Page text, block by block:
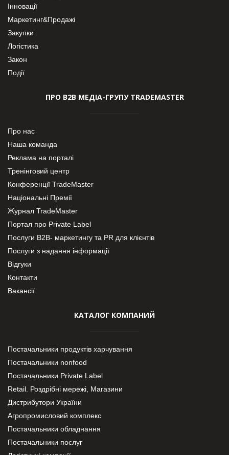
Інновації
Маркетинг&Продажі
Закупки
Логістика
Закон
Події
ПРО В2В МЕДІА-ГРУПУ TRADEMASTER
Про нас
Наша команда
Реклама на порталі
Тренінговий центр
Конференції TradeMaster
Національні Премії
Журнал TradeMaster
Портал про Private Label
Послуги В2В- маркетингу та PR для клієнтів
Послуги з надання інформації
Відгуки
Контакти
Вакансії
КАТАЛОГ КОМПАНИЙ
Постачальники продуктів харчування
Постачальники nonfood
Постачальники Private Label
Retail. Роздрібні мережі, Магазини
Дистрибутори України
Агропромисловий комплекс
Постачальники обладнання
Постачальники послуг